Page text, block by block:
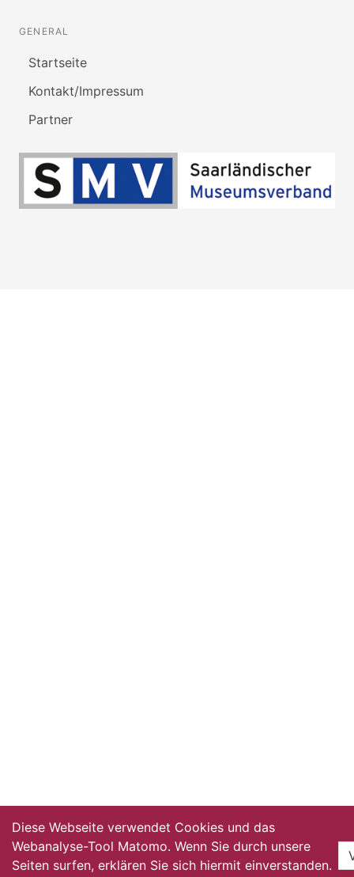
GENERAL
Startseite
Kontakt/Impressum
Partner
Diese Webseite verwendet Cookies und das
Webanalyse-Tool Matomo. Wenn Sie durch unsere
Seiten surfen, erklären Sie sich hiermit einverstanden.